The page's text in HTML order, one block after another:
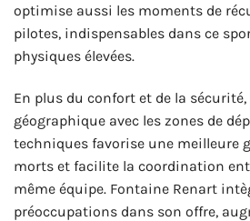
optimise aussi les moments de
pilotes, indispensables dans ce
physiques élevées.
En plus du confort et de la
géographique avec les zones de
techniques favorise une meilleure
morts et facilite la coordination
même équipe. Fontaine Renart
préoccupations dans son offre,